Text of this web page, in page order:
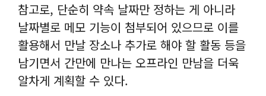
참고로, 단순히 약속 날짜만 정하는 게 아니라
날짜별로 메모 기능이 첨부되어 있으므로 이를
활용해서 만날 장소나 추가로 해야 할 활동 등을
남기면서 간만에 만나는 오프라인 만남을 더욱
알차게 계획할 수 있다.